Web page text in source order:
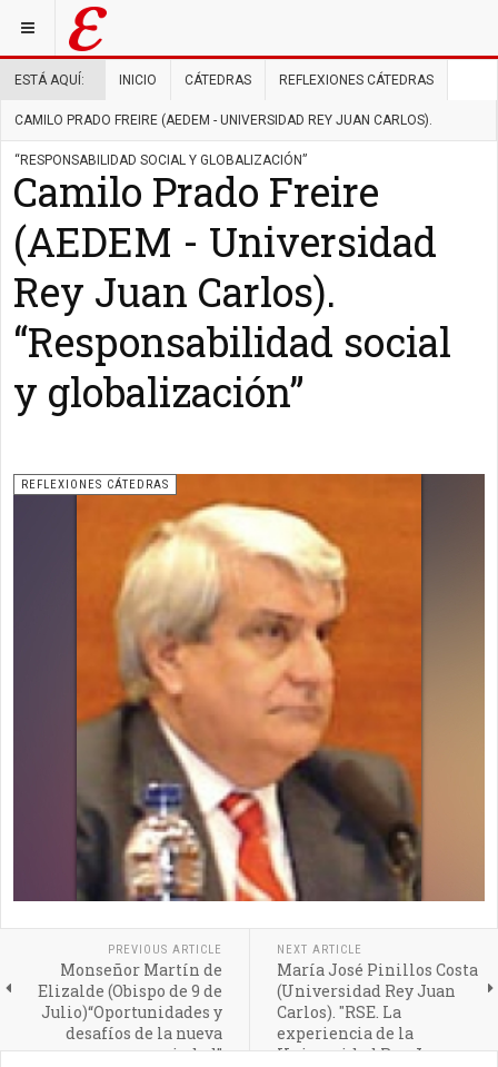
ESTÁ AQUÍ: INICIO CÁTEDRAS REFLEXIONES CÁTEDRAS
CAMILO PRADO FREIRE (AEDEM - UNIVERSIDAD REY JUAN CARLOS).
“RESPONSABILIDAD SOCIAL Y GLOBALIZACIÓN”
Camilo Prado Freire
(AEDEM - Universidad
Rey Juan Carlos).
“Responsabilidad social
y globalización”
REFLEXIONES CÁTEDRAS
PREVIOUS ARTICLE
Monseñor Martín de
Elizalde (Obispo de 9 de
Julio)“Oportunidades y
desafíos de la nueva
sociedad”
NEXT ARTICLE
María José Pinillos Costa
(Universidad Rey Juan
Carlos). "RSE. La
experiencia de la
Universidad Rey Juan